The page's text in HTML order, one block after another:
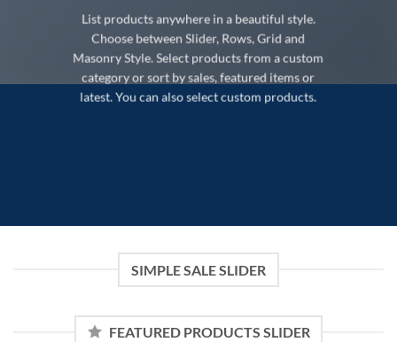
List products anywhere in a beautiful style.
Choose between Slider, Rows, Grid and
Masonry Style. Select products from a custom
category or sort by sales, featured items or
latest. You can also select custom products.
SIMPLE SALE SLIDER
FEATURED PRODUCTS SLIDER